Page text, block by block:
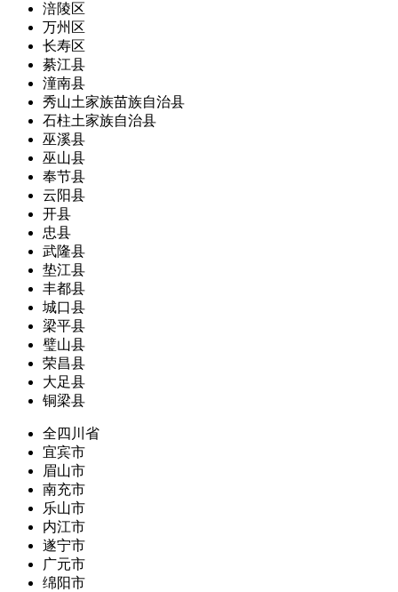
涪陵区
万州区
长寿区
綦江县
潼南县
秀山土家族苗族自治县
石柱土家族自治县
巫溪县
巫山县
奉节县
云阳县
开县
忠县
武隆县
垫江县
丰都县
城口县
梁平县
璧山县
荣昌县
大足县
铜梁县
全四川省
宜宾市
眉山市
南充市
乐山市
内江市
遂宁市
广元市
绵阳市